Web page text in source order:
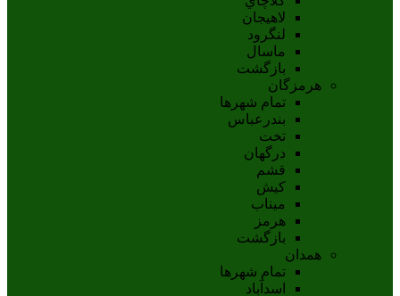
لاهيجان
لنگرود
ماسال
بازگشت
هرمزگان
تمام شهر‌ها
بندرعباس
تخت
درگهان
قشم
کيش
ميناب
هرمز
بازگشت
همدان
تمام شهر‌ها
اسدآباد